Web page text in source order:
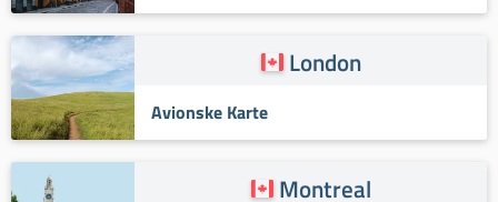
London
Avionske Karte
Montreal